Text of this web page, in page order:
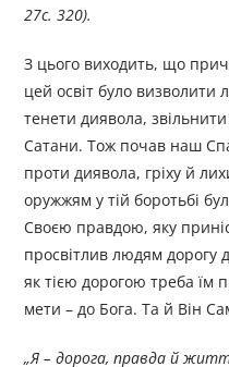
27с. 320).
З цього виходить, що
цей освіт було визволити
тенети диявола, звільнити
Сатани. Тож почав наш
проти диявола, гріху й
оружжям у тій боротьбі
Своєю правдою, яку
просвітлив людям дорогу
як тією дорогою треба їм
мети – до Бога. Та й Він
„Я – дорога, правда й